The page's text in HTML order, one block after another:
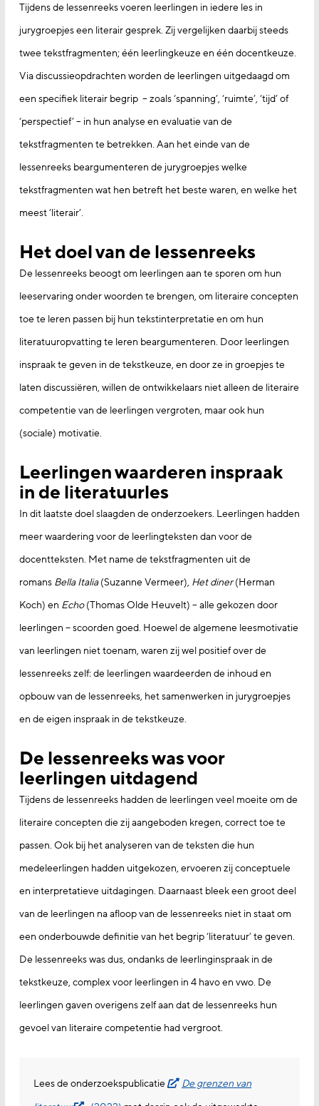
Tijdens de lessenreeks voeren leerlingen in iedere les in
jurygroepjes een literair gesprek. Zij vergelijken daarbij steeds
twee tekstfragmenten; één leerlingkeuze en één docentkeuze.
Via discussieopdrachten worden de leerlingen uitgedaagd om
een specifiek literair begrip – zoals ‘spanning’, ‘ruimte’, ‘tijd’ of
‘perspectief’ – in hun analyse en evaluatie van de
tekstfragmenten te betrekken. Aan het einde van de
lessenreeks beargumenteren de jurygroepjes welke
tekstfragmenten wat hen betreft het beste waren, en welke het
meest ‘literair’.
Het doel van de lessenreeks
De lessenreeks beoogt om leerlingen aan te sporen om hun
leeservaring onder woorden te brengen, om literaire concepten
toe te leren passen bij hun tekstinterpretatie en om hun
literatuuropvatting te leren beargumenteren. Door leerlingen
inspraak te geven in de tekstkeuze, en door ze in groepjes te
laten discussiëren, willen de ontwikkelaars niet alleen de literaire
competentie van de leerlingen vergroten, maar ook hun
(sociale) motivatie.
Leerlingen waarderen inspraak
in de literatuurles
In dit laatste doel slaagden de onderzoekers. Leerlingen hadden
meer waardering voor de leerlingteksten dan voor de
docentteksten. Met name de tekstfragmenten uit de
romans Bella Italia(Suzanne Vermeer), Het diner(Herman
Koch) en Echo(Thomas Olde Heuvelt) – alle gekozen door
leerlingen − scoorden goed. Hoewel de algemene leesmotivatie
van leerlingen niet toenam, waren zij wel positief over de
lessenreeks zelf: de leerlingen waardeerden de inhoud en
opbouw van de lessenreeks, het samenwerken in jurygroepjes
en de eigen inspraak in de tekstkeuze.
De lessenreeks was voor
leerlingen uitdagend
Tijdens de lessenreeks hadden de leerlingen veel moeite om de
literaire concepten die zij aangeboden kregen, correct toe te
passen. Ook bij het analyseren van de teksten die hun
medeleerlingen hadden uitgekozen, ervoeren zij conceptuele
en interpretatieve uitdagingen. Daarnaast bleek een groot deel
van de leerlingen na afloop van de lessenreeks niet in staat om
een onderbouwde definitie van het begrip ‘literatuur’ te geven.
De lessenreeks was dus, ondanks de leerlinginspraak in de
tekstkeuze, complex voor leerlingen in 4 havo en vwo. De
leerlingen gaven overigens zelf aan dat de lessenreeks hun
gevoel van literaire competentie had vergroot.
Lees de onderzoekspublicatie
De grenzen van